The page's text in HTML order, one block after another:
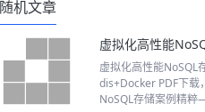
随机文章
虚拟化高性能NoSQL
dis+Docker PDF下载
NoSQL存储案例精